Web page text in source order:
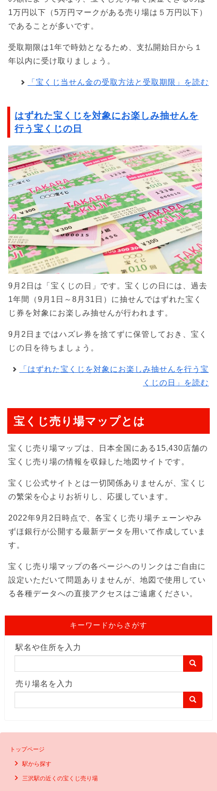
1万円以下（5万円マークがある売り場は５万円以下）
であることが多いです。
受取期限は1年で時効となるため、支払開始日から１
年以内に受け取りましょう。
「宝くじ当せん金の受取方法と受取期限」を読む
はずれた宝くじを対象にお楽しみ抽せんを
行う宝くじの日
9月2日は「宝くじの日」です。宝くじの日には、過去
1年間（9月1日～8月31日）に抽せんではずれた宝く
じ券を対象にお楽しみ抽せんが行われます。
9月2日まではハズレ券を捨てずに保管しておき、宝く
じの日を待ちましょう。
「はずれた宝くじを対象にお楽しみ抽せんを行う宝
くじの日」を読む
宝くじ売り場マップとは
宝くじ売り場マップは、日本全国にある15,430店舗の
宝くじ売り場の情報を収録した地図サイトです。
宝くじ公式サイトとは一切関係ありませんが、宝くじ
の繁栄を心よりお祈りし、応援しています。
2022年9月2日時点で、各宝くじ売り場チェーンやみ
ずほ銀行が公開する最新データを用いて作成していま
す。
宝くじ売り場マップの各ページヘのリンクはご自由に
設定いただいて問題ありませんが、地図で使用してい
る各種データへの直接アクセスはご遠慮ください。
キーワードからさがす
駅名や住所を入力
売り場名を入力
トップページ
駅から探す
三沢駅の近くの宝くじ売り場